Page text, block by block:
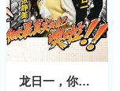
龙日一，你死定了